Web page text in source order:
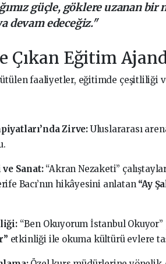
güçle, göklere uzanan bir
devam edeceğiz."
Çıkan Eğitim
faaliyetler, eğitimde çeşitliliği
Zirve: Uluslararası
Sanat:“Akran Nezaketi”
Bacı’nın hikâyesini anlatan “Ay
“Ben Okuyorum İstanbul
etkinliği ile okuma kültürü evlere